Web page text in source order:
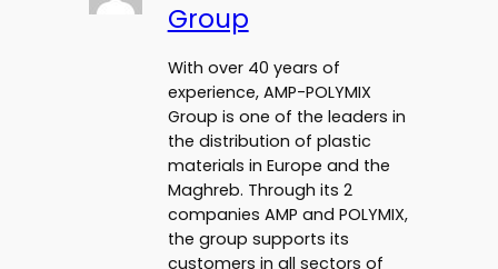
Group
With over 40 years of
experience, AMP-POLYMIX
Group is one of the leaders in
the distribution of plastic
materials in Europe and the
Maghreb. Through its 2
companies AMP and POLYMIX,
the group supports its
customers in all sectors of